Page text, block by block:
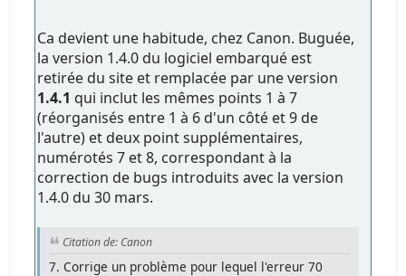
Ca devient une habitude, chez Canon. Buguée,
la version 1.4.0 du logiciel embarqué est
retirée du site et remplacée par une version
1.4.1 qui inclut les mêmes points 1 à 7
(réorganisés entre 1 à 6 d'un côté et 9 de
l'autre) et deux point supplémentaires,
numérotés 7 et 8, correspondant à la
correction de bugs introduits avec la version
1.4.0 du 30 mars.
Citation de: Canon
7. Corrige un problème pour lequel l'erreur 70